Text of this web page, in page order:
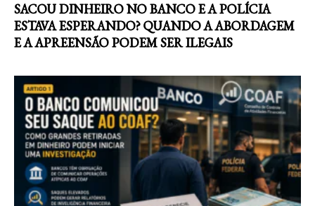
SACOU DINHEIRO NO BANCO E A POLÍCIA
ESTAVA ESPERANDO? QUANDO A ABORDAGEM
E A APREENSÃO PODEM SER ILEGAIS